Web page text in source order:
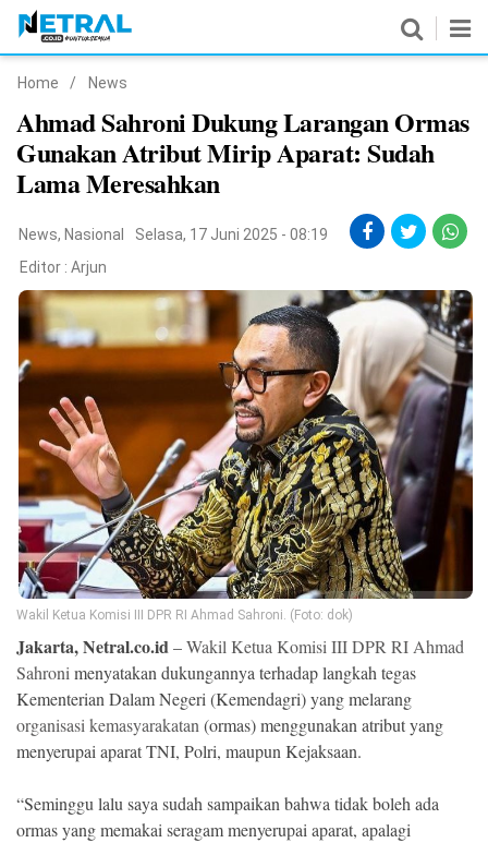
Nasional
Pemerintahan
Politik
Hukrim
Pendidikan
Peristiwa
Olahraga
Ekonomi
Memori
©
Home / News
Ahmad Sahroni Dukung Larangan Ormas
Gunakan Atribut Mirip Aparat: Sudah
Lama Meresahkan
News, Nasional
Selasa, 17 Juni 2025 - 08:19
Editor : Arjun
Wakil Ketua Komisi III DPR RI Ahmad Sahroni. (Foto: dok)
Jakarta, Netral.co.id–Wakil Ketua Komisi III DPR RIAhmad
Sahronimenyatakan dukungannya terhadap langkah tegas
Kementerian Dalam Negeri (Kemendagri) yang melarang
organisasi kemasyarakatan(ormas) menggunakan atribut yang
menyerupai aparat TNI, Polri, maupun Kejaksaan.
“Seminggu lalu saya sudah sampaikan bahwa tidak boleh ada
ormas yang memakai seragam menyerupai aparat, apalagi